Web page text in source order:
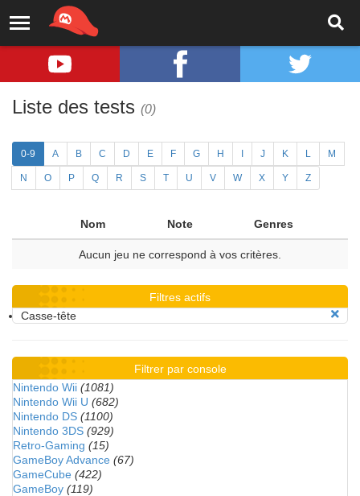
Liste des tests (0)
0-9 A B C D E F G H J K L M
N O P Q R S T U V W X Y Z
Nom Note Genres
Aucun jeu ne correspond à vos critères.
Filtres actifs
Casse-tête
Filtrer par console
Nintendo Wii (1081)
Nintendo Wii U (682)
Nintendo DS (1100)
Nintendo 3DS (929)
Retro-Gaming (15)
GameBoy Advance (67)
GameCube (422)
GameBoy (119)